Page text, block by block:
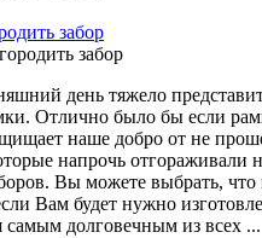
забор
день тяжело
Отлично было бы если
наше добро от не
напрочь
Вы можете выбрать,
Вам будет нужно
самым долговечным из всех ...